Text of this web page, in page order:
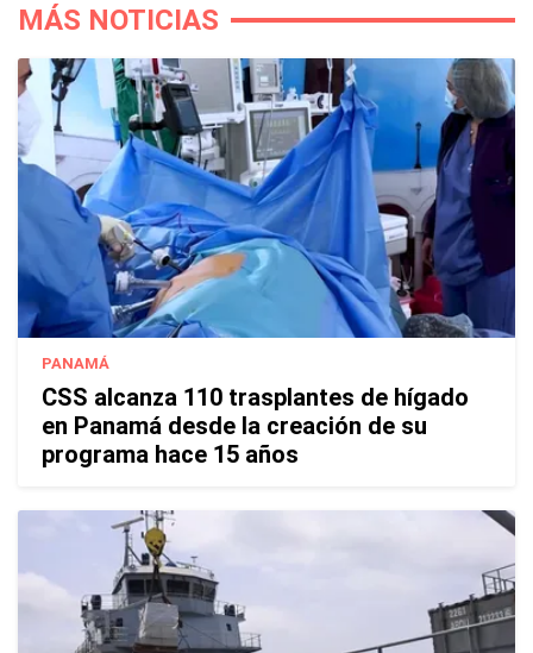
MÁS NOTICIAS
PANAMÁ
CSS alcanza 110 trasplantes de hígado
en Panamá desde la creación de su
programa hace 15 años